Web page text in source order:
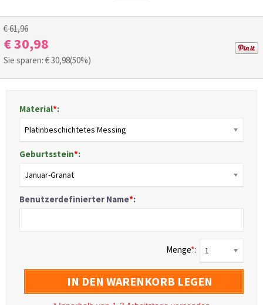
€ 61,96
€ 30,98
Sie sparen: €30,98(50%)
Material*:
Platinbeschichtetes Messing
Geburtsstein*:
Januar-Granat
Benutzerdefinierter Name*:
Menge*: 1
IN DEN WARENKORB LEGEN